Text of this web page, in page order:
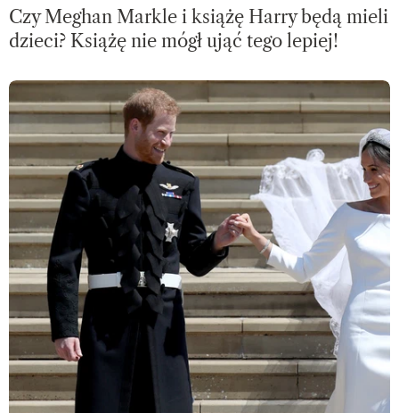
Czy Meghan Markle i książę Harry będą mieli
dzieci? Książę nie mógł ująć tego lepiej!